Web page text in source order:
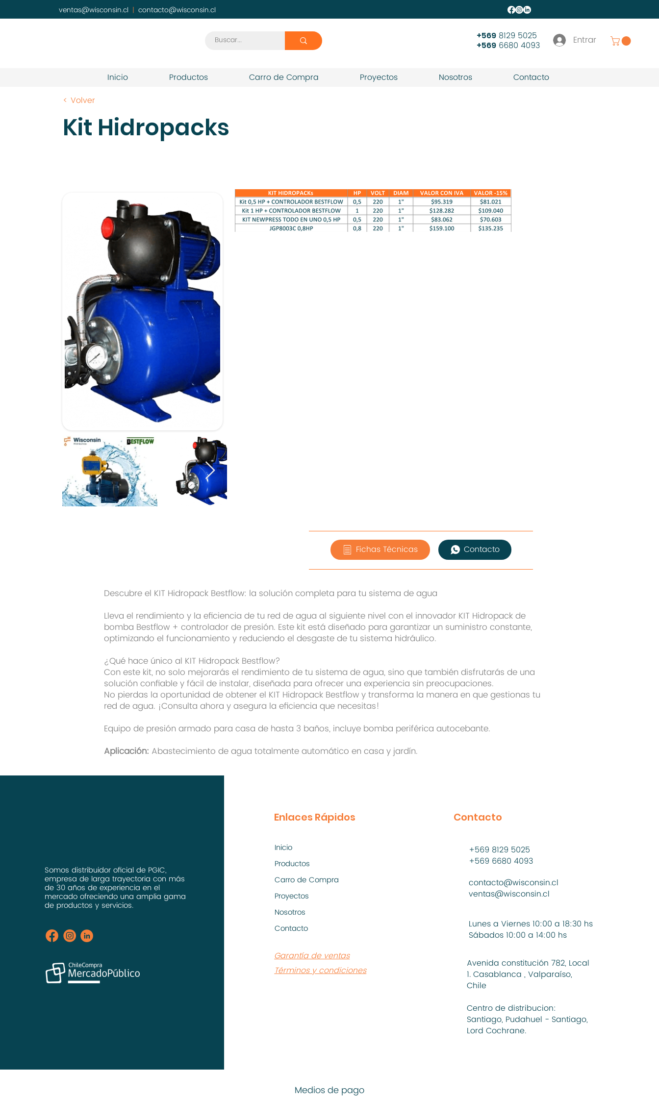
ventas@wisconsin.cl | contacto@wisconsin.cl
Entrar
+569 8129 5025
+569 6680 4093
Inicio Productos Carro de Compra Proyectos Nosotros
Contacto
< Volver
Kit Hidropacks
Fichas Técnicas Contacto
Descubre el KIT Hidropack Bestflow: la solución completa para tu sistema de agua
Lleva el rendimiento y la eficiencia de tu red de agua al siguiente nivel con el innovador KIT Hidropack de
bomba Bestflow + controlador de presión. Este kit está diseñado para garantizar un suministro constante,
optimizando el funcionamiento y reduciendo el desgaste de tu sistema hidráulico.
¿Qué hace único al KIT Hidropack Bestflow?
Con este kit, no solo mejorarás el rendimiento de tu sistema de agua, sino que también disfrutarás de una
solución confiable y fácil de instalar, diseñada para ofrecer una experiencia sin preocupaciones.
No pierdas la oportunidad de obtener el KIT Hidropack Bestflow y transforma la manera en que gestionas tu
red de agua. ¡Consulta ahora y asegura la eficiencia que necesitas!
Equipo de presión armado para casa de hasta 3 baños, incluye bomba periférica autocebante.
Aplicación: Abastecimiento de agua totalmente automático en casa y jardín.
Somos distribuidor oficial de PGIC,
empresa de larga trayectoria con más
de 30 años de experiencia en el
mercado ofreciendo una amplia gama
de productos y servicios.
Enlaces Rápidos
Inicio
Productos
Carro de Compra
Proyectos
Nosotros
Contacto
Garantía de ventas
Términos y condiciones
Contacto
+569 8129 5025
+569 6680 4093
contacto@wisconsin.cl
ventas@wisconsin.cl
Lunes a Viernes 10:00 a 18:30 hs
Sábados 10:00 a 14:00 hs
Avenida constitución 782, Local
1. Casablanca , Valparaíso,
Chile
Centro de distribucion:
Santiago, Pudahuel - Santiago,
Lord Cochrane.
Medios de pago